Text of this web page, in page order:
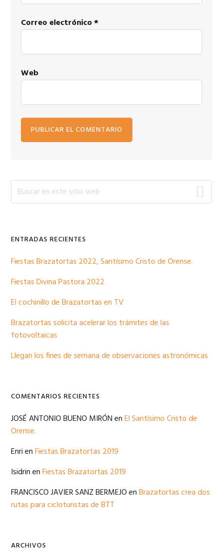
Correo electrónico*
Web
Barra
lateral
primaria
Buscar
en
web
ENTRADAS RECIENTES
Fiestas Brazatortas 2022, Santísimo Cristo de Orense.
Fiestas Divina Pastora 2022
El cochinillo de Brazatortas en TV
Brazatortas solicita acelerar los trámites de las
fotovoltaicas
Llegan los fines de semana de observaciones astronómicas
COMENTARIOS RECIENTES
JOSÉ ANTONIO BUENO MIRÓNenEl Santísimo Cristo de
Orense.
EnrienFiestas Brazatortas 2019
IsidrinenFiestas Brazatortas 2019
FRANCISCO JAVIER SANZ BERMEJOenBrazatortas crea dos
rutas para cicloturistas de BTT
ARCHIVOS